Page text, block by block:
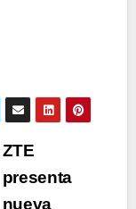
ZTE
presenta
nueva